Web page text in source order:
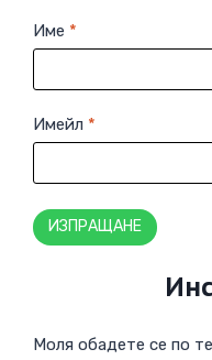
Име *
Имейл *
Моля обадете се по